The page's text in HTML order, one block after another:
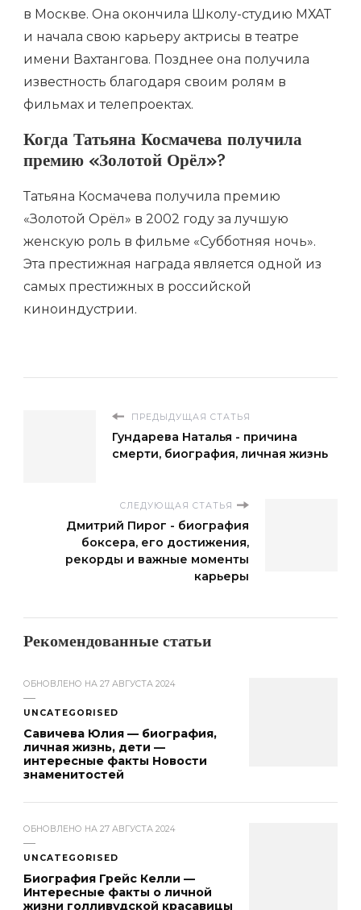
в Москве. Она окончила Школу-студию МХАТ
и начала свою карьеру актрисы в театре
имени Вахтангова. Позднее она получила
известность благодаря своим ролям в
фильмах и телепроектах.
Когда Татьяна Космачева получила
премию «Золотой Орёл»?
Татьяна Космачева получила премию
«Золотой Орёл» в 2002 году за лучшую
женскую роль в фильме «Субботняя ночь».
Эта престижная награда является одной из
самых престижных в российской
киноиндустрии.
ПРЕДЫДУЩАЯ СТАТЬЯ
Гундарева Наталья - причина
смерти, биография, личная жизнь
СЛЕДУЮЩАЯ СТАТЬЯ
Дмитрий Пирог - биография
боксера, его достижения,
рекорды и важные моменты
карьеры
Рекомендованные статьи
ОБНОВЛЕНО НА 27 АВГУСТА 2024
UNCATEGORISED
Савичева Юлия — биография,
личная жизнь, дети —
интересные факты Новости
знаменитостей
ОБНОВЛЕНО НА 27 АВГУСТА 2024
UNCATEGORISED
Биография Грейс Келли —
Интересные факты о личной
жизни голливудской красавицы